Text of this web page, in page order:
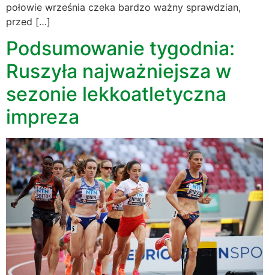
połowie września czeka bardzo ważny sprawdzian,
przed […]
Podsumowanie tygodnia:
Ruszyła najważniejsza w
sezonie lekkoatletyczna
impreza